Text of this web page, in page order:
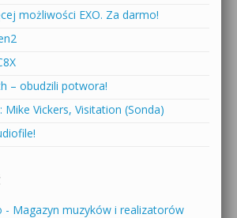
możliwości EXO. Za darmo!
– obudzili potwora!
Mike Vickers, Visitation (Sonda)
- Magazyn muzyków i realizatorów